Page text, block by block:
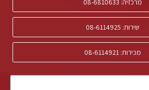
מרכזיה: 08-6810633
שירות: 08-6114925
מכירות: 08-6114921